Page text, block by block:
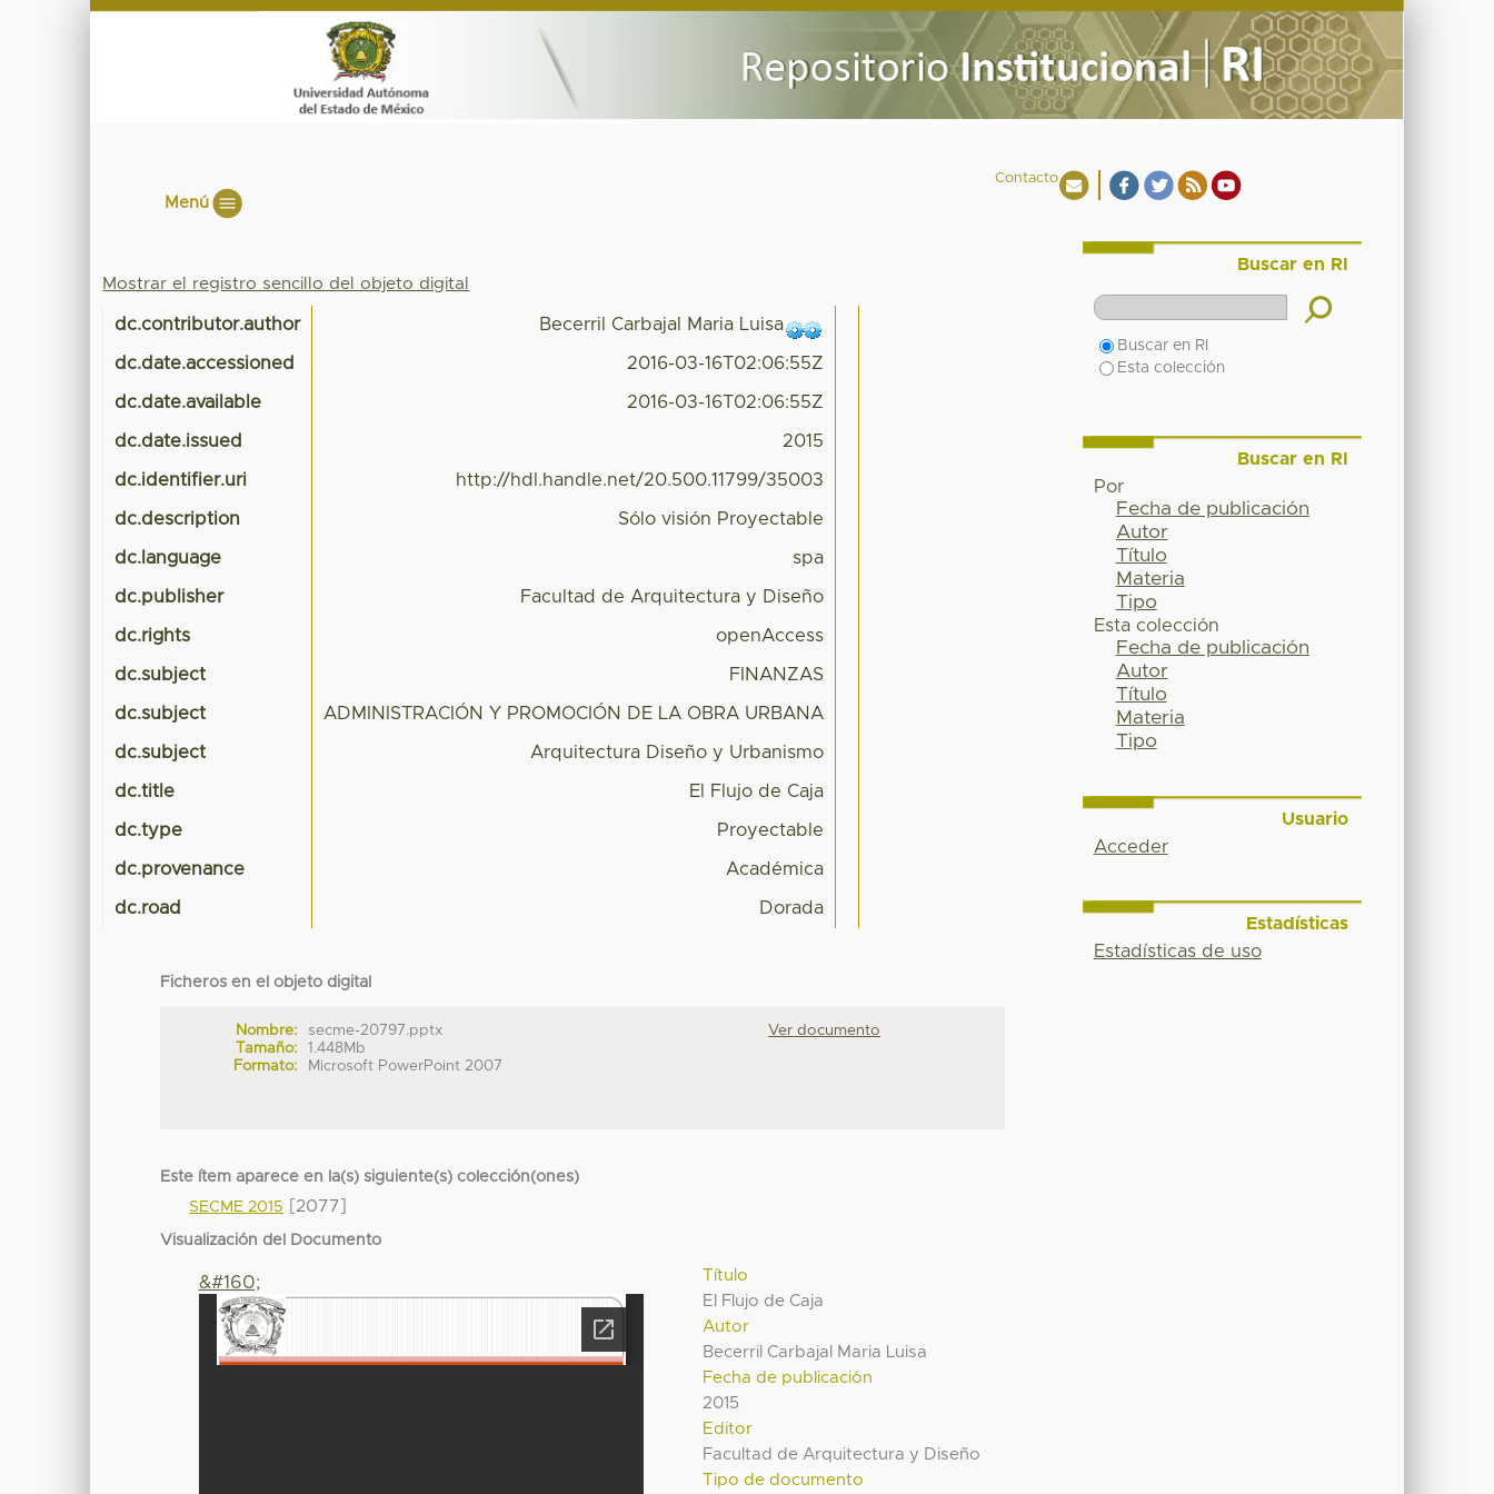
Contacto
Menú
Mostrar el registro sencillo del objeto digital
dc.contributor.author Becerril Carbajal Maria Luisa
dc.date.accessioned 2016-03-16T02:06:55Z
dc.date.available 2016-03-16T02:06:55Z
dc.date.issued 2015
dc.identifier.uri http://hdl.handle.net/20.500.11799/35003
dc.description Sólo visión Proyectable
dc.language spa
dc.publisher Facultad de Arquitectura y Diseño
dc.rights openAccess
dc.subject FINANZAS
dc.subject ADMINISTRACIÓN Y PROMOCIÓN DE LA OBRA URBANA
dc.subject Arquitectura Diseño y Urbanismo
dc.title El Flujo de Caja
dc.type Proyectable
dc.provenance Académica
dc.road Dorada
Ficheros en el objeto digital
Nombre:
secme-20797.pptx
Tamaño:
1.448Mb
Formato:
Microsoft PowerPoint 2007
Ver documento
Este ítem aparece en la(s) siguiente(s) colección(ones)
SECME 2015
[2077]
Visualización del Documento
Título
El Flujo de Caja
Autor
Becerril Carbajal Maria Luisa
Fecha de publicación
2015
Editor
Facultad de Arquitectura y Diseño
Tipo de documento
&#160;
Buscar en RI
Buscar en RI
Esta colección
Buscar en RI
Por
Fecha de publicación
Autor
Título
Materia
Tipo
Esta colección
Fecha de publicación
Autor
Título
Materia
Tipo
Usuario
Acceder
Estadísticas
Estadísticas de uso